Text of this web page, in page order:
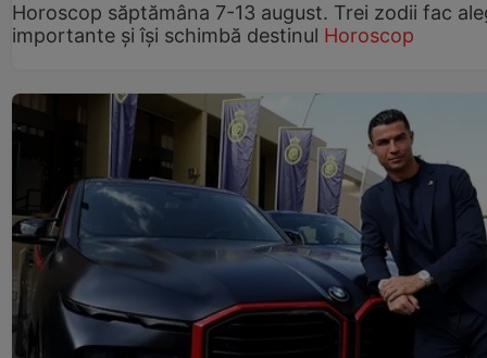
Horoscop săptămâna 7-13 august. Trei zodii fac
importante și își schimbă destinul Horoscop